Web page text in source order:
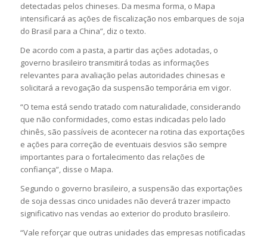
detectadas pelos chineses. Da mesma forma, o Mapa
intensificará as ações de fiscalização nos embarques de soja
do Brasil para a China”, diz o texto.
De acordo com a pasta, a partir das ações adotadas, o
governo brasileiro transmitirá todas as informações
relevantes para avaliação pelas autoridades chinesas e
solicitará a revogação da suspensão temporária em vigor.
“O tema está sendo tratado com naturalidade, considerando
que não conformidades, como estas indicadas pelo lado
chinês, são passíveis de acontecer na rotina das exportações
e ações para correção de eventuais desvios são sempre
importantes para o fortalecimento das relações de
confiança”, disse o Mapa.
Segundo o governo brasileiro, a suspensão das exportações
de soja dessas cinco unidades não deverá trazer impacto
significativo nas vendas ao exterior do produto brasileiro.
“Vale reforçar que outras unidades das empresas notificadas